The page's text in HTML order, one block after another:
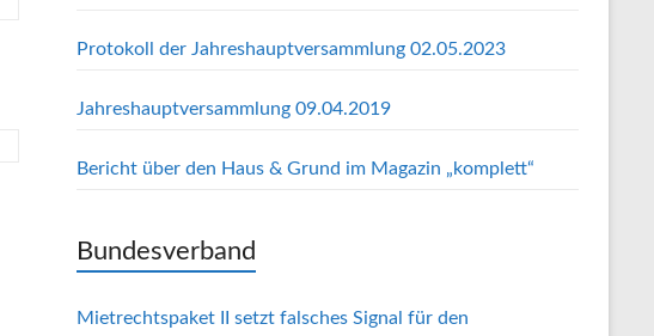
Protokoll der Jahreshauptversammlung 02.05.2023
Jahreshauptversammlung 09.04.2019
Bericht über den Haus & Grund im Magazin „komplett“
Bundesverband
Mietrechtspaket II setzt falsches Signal für den